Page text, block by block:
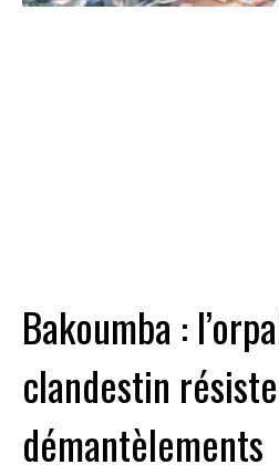
Bakoumba :
clandestin
démantèlements